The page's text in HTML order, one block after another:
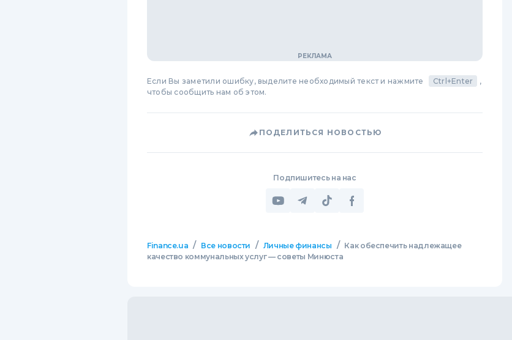
Если Вы заметили ошибку, выделите необходимый текст и нажмите Ctrl+Enter
,
чтобы сообщить нам об этом.
ПОДЕЛИТЬСЯ НОВОСТЬЮ
Подпишитесь на нас
Finance.ua / Все новости / Личные финансы / Как обеспечить надлежащее
качество коммунальных услуг — советы Минюста